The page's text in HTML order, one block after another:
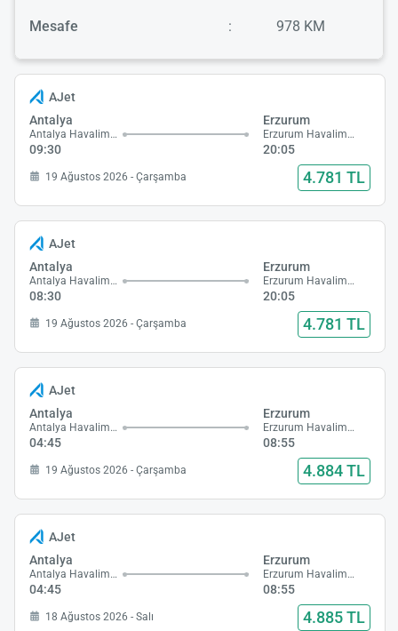
Mesafe : 978 KM
AJet
Antalya
Antalya Havalimanı
09:30
Erzurum
Erzurum Havalimanı
20:05
19 Ağustos 2026 - Çarşamba 4.781 TL
AJet
Antalya
Antalya Havalimanı
08:30
Erzurum
Erzurum Havalimanı
20:05
19 Ağustos 2026 - Çarşamba 4.781 TL
AJet
Antalya
Antalya Havalimanı
04:45
Erzurum
Erzurum Havalimanı
08:55
19 Ağustos 2026 - Çarşamba 4.884 TL
AJet
Antalya
Antalya Havalimanı
04:45
Erzurum
Erzurum Havalimanı
08:55
18 Ağustos 2026 - Salı 4.885 TL